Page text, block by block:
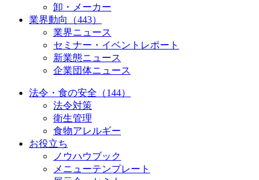
卸・メーカー
業界動向（443）
業界ニュース
セミナー・イベントレポート
新業態ニュース
企業団体ニュース
法令・食の安全（144）
法令対策
衛生管理
食物アレルギー
お役立ち
ノウハウブック
メニューテンプレート